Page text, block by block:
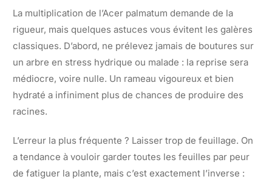
La multiplication de l’Acer palmatum demande de la
rigueur, mais quelques astuces vous évitent les galères
classiques. D’abord, ne prélevez jamais de boutures sur
un arbre en stress hydrique ou malade : la reprise sera
médiocre, voire nulle. Un rameau vigoureux et bien
hydraté a infiniment plus de chances de produire des
racines.
L’erreur la plus fréquente ? Laisser trop de feuillage. On
a tendance à vouloir garder toutes les feuilles par peur
de fatiguer la plante, mais c’est exactement l’inverse :